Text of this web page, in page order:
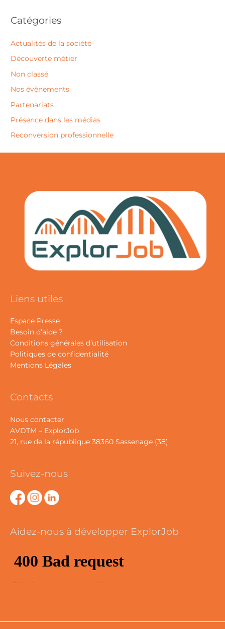
Catégories
Actualités de la société
Découverte métier
Non classé
Nos évènements
Partenariats
Présence dans les médias
Reconversion professionnelle
Liens utiles
Espace Presse
Besoin d’aide ?
Conditions générales d’utilisation
Politiques de confidentialité
Mentions Légales
Contacts
Nous contacter
AVDTM – ExplorJob
21, rue de la république 38360 Sassenage (38)
Suivez-nous
Aidez-nous à développer ExplorJob